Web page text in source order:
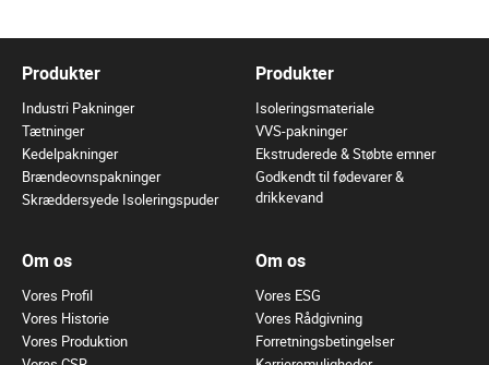
Produkter
Industri Pakninger
Tætninger
Kedelpakninger
Brændeovnspakninger
Skræddersyede Isoleringspuder
Produkter
Isoleringsmateriale
VVS-pakninger
Ekstruderede & Støbte emner
Godkendt til fødevarer &
drikkevand
Om os
Vores Profil
Vores Historie
Vores Produktion
Om os
Vores ESG
Vores Rådgivning
Forretningsbetingelser